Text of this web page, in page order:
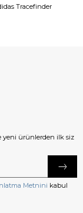
Tracefinder
yeni ürünlerden ilk siz
Metnini kabul